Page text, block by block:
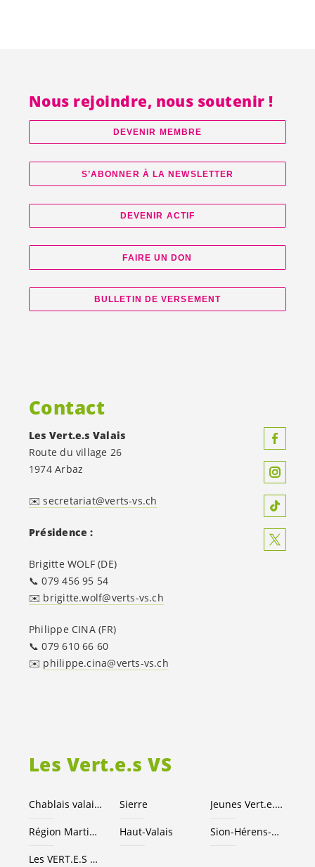
Nous rejoindre, nous soutenir !
DEVENIR MEMBRE
S’ABONNER À LA NEWSLETTER
DEVENIR ACTIF
FAIRE UN DON
BULLETIN DE VERSEMENT
Contact
Les Vert.e.s Valais
Route du village 26
1974 Arbaz
✉️ secretariat@verts-vs.ch
Présidence :
Brigitte WOLF (DE)
📞 079 456 95 54
✉️ brigitte.wolf@verts-vs.ch
Philippe CINA (FR)
📞 079 610 66 60
✉️ philippe.cina@verts-vs.ch
Les Vert.e.s VS
Chablais valaisan Sierre Jeunes Vert.e.x.s
Région Martigny Haut-Valais Sion-Hérens-Conthey
Les VERT.E.S